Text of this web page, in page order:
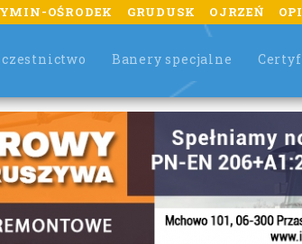
OŚRODEK GRUDUSK OJRZEŃ
Banery specjalne